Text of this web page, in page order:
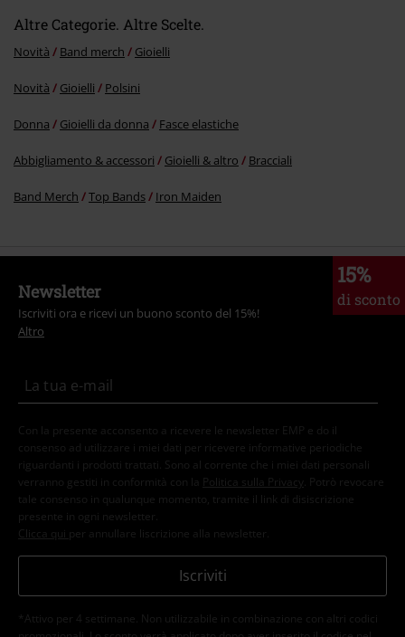
Invia un commento
Altre Categorie. Altre Scelte.
Novità Band merch Gioielli
Novità Gioielli Polsini
Donna Gioielli da donna Fasce elastiche
Abbigliamento & accessori Gioielli & altro Bracciali
Band Merch Top Bands Iron Maiden
15%
di sconto
Newsletter
Iscriviti ora e ricevi un buono sconto del 15%!
Altro
Con la presente acconsento a ricevere le newsletter EMP e do il
consenso ad utilizzare i miei dati per ricevere informative periodiche
riguardanti i prodotti trattati. Sono al corrente che i miei dati personali
verranno gestiti in conformità con la
Politica sulla Privacy
. Potrò revocare
tale consenso in qualunque momento, tramite il link di disiscrizione
presente in ogni newsletter.
Clicca qui per annullare liscrizione alla newsletter.
Iscriviti
*Attivo per 4 settimane. Non utilizzabile in combinazione con altri codici